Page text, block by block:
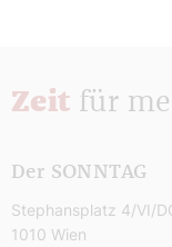
Zeit für
Der SONNTAG
Stephansplatz 4/VI/
1010 Wien